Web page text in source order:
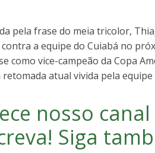
pela frase do meia tricolor,
a equipe do Cuiabá no
como vice-campeão da Copa
atual vivida pela
nosso
! Siga